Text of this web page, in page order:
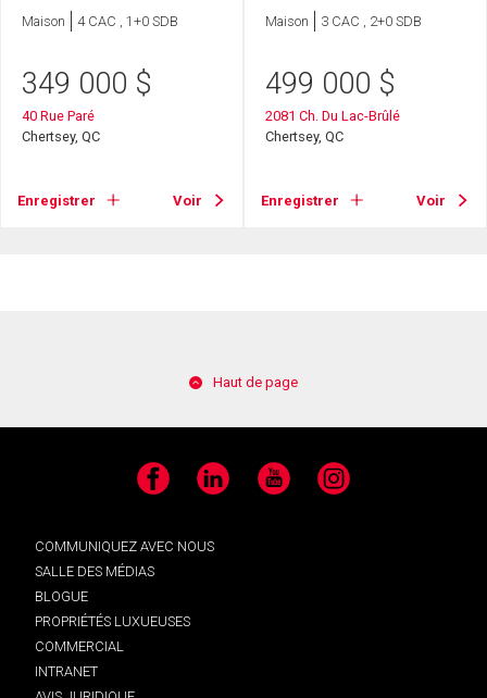
Maison 4 CAC , 1+0 SDB
349 000 $
40 Rue Paré
Chertsey, QC
Enregistrer Voir
Maison 3 CAC , 2+0 SDB
499 000 $
2081 Ch. Du Lac-Brûlé
Chertsey, QC
Enregistrer Voir
Haut de page
Facebook LinkedIn YouTube Instagram
COMMUNIQUEZ AVEC NOUS
SALLE DES MÉDIAS
BLOGUE
PROPRIÉTÉS LUXUEUSES
COMMERCIAL
INTRANET